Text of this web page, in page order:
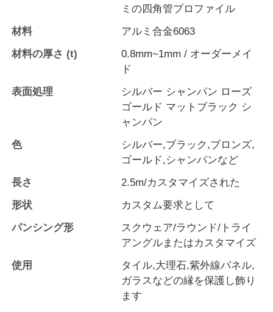
家
製品
ミの四角管プロファイル
材料
アルミ合金6063
材料の厚さ (t)
0.8mm~1mm / オーダーメイ
ド
表面処理
シルバー シャンパン ローズ
ゴールド マットブラック シ
ャンパン
色
シルバー,ブラック,ブロンズ,
ゴールド,シャンパンなど
長さ
2.5m/カスタマイズされた
形状
カスタム要求として
パンシング形
スクウェア/ラウンド/トライ
アングルまたはカスタマイズ
使用
タイル,大理石,紫外線パネル,
ガラスなどの縁を保護し飾り
ます